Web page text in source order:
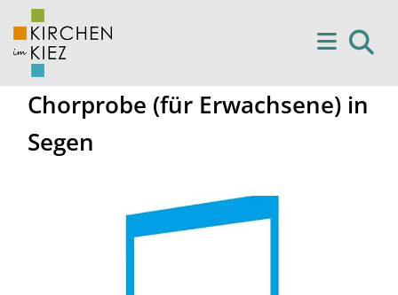
Chorprobe (für Erwachsene) in
Segen